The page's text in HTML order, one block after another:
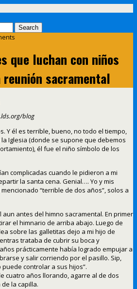
que luchan con niños
reunión sacramental
blog
Y él es terrible, bueno, no todo el tiempo,
Iglesia (donde se supone que debemos
él fue el niño símbolo de los
complicadas cuando le pidieron a mi
la santa cena. Genial…. Yo y mis
“terrible de dos años”, solos a
aun antes del himno sacramental. En primer
el himnario de arriba abajo. Luego de
sobre las galletitas dejo a mi hijo de
trataba de cubrir su boca y
prácticamente había logrado empujar a
y salir corriendo por el pasillo. Sip,
controlar a sus hijos”.
cuatro años llorando, agarre al de dos
la capilla.